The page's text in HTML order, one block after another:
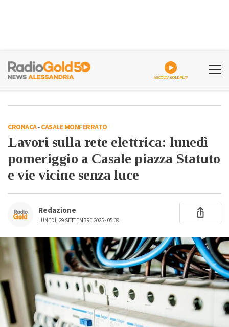
ASCOLTA GOLDPLAY
CRONACA-CASALE MONFERRATO
Lavori sulla rete elettrica: lunedì
pomeriggio a Casale piazza Statuto
e vie vicine senza luce
Redazione
LUNEDÌ, 29 SETTEMBRE 2025 - 05:39